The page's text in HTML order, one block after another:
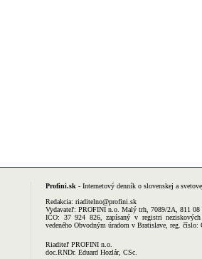
Profini.sk - Internetový denník o slovenskej a
Redakcia: riaditelno@profini.sk
Vydavateľ: PROFINI n.o. Malý trh, 7089/2A, 811 08
IČO: 37 924 826, zapísaný v registri neziskových
vedeného Obvodným úradom v Bratislave, reg.
Riaditeľ PROFINI n.o.
doc.RNDr. Eduard Hozlár, CSc.